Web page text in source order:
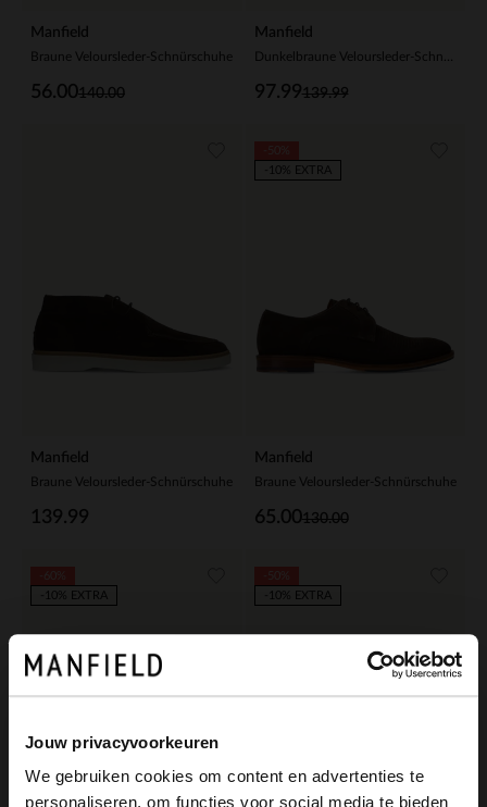
Jouw privacyvoorkeuren
We gebruiken cookies om content en advertenties te
personaliseren, om functies voor social media te bieden
Manfield
Braune Veloursleder-Schnürschuhe
140.00
56.00
Manfield
139.99
97.99
Manfield
Braune Veloursleder-Schnürschuhe
139.99
Manfield
Braune Veloursleder-Schnürschuhe
130.00
65.00
-10% EXTRA
-10% EXTRA
-10% EXTRA